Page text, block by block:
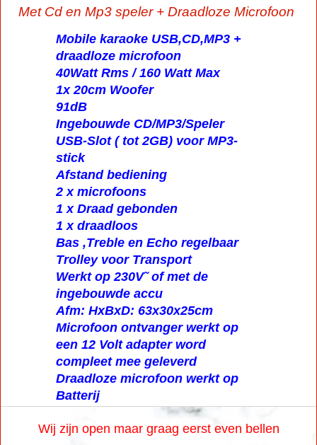
Met Cd en Mp3 speler + Draadloze Microfoon
Mobile karaoke USB,CD,MP3 +
draadloze microfoon
40Watt Rms / 160 Watt Max
1x 20cm Woofer
91dB
Ingebouwde CD/MP3/Speler
USB-Slot ( tot 2GB) voor MP3-
stick
Afstand bediening
2 x microfoons
1 x Draad gebonden
1 x draadloos
Bas ,Treble en Echo regelbaar
Trolley voor Transport
Werkt op 230V˜ of met de
ingebouwde accu
Afm: HxBxD: 63x30x25cm
Microfoon ontvanger werkt op
een 12 Volt adapter word
compleet mee geleverd
Draadloze microfoon werkt op
Batterij
Wij zijn open maar graag eerst even bellen